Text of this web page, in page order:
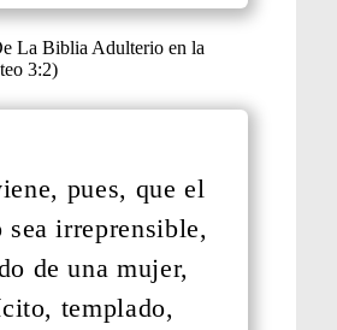
pues, que el
sea irreprensible,
de una mujer,
templado,